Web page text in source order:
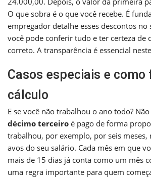
O que sobra é o que você recebe. É
empregador detalhe esses descontos no
você pode conferir tudo e ter certeza de
correto. A transparência é essencial
Casos especiais e como
cálculo
E se você não trabalhou o ano todo?
décimo terceiro é pago de forma
trabalhou, por exemplo, por seis meses,
avos do seu salário. Cada mês em que
mais de 15 dias já conta como um mês
uma regra importante para quem